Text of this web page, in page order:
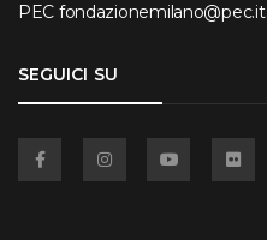
PEC fondazionemilano@pec.it
SEGUICI SU